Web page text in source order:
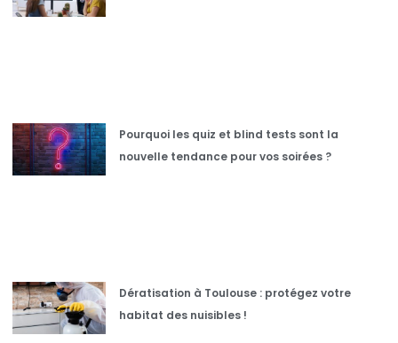
Pourquoi les quiz et blind tests sont la
nouvelle tendance pour vos soirées ?
Dératisation à Toulouse : protégez votre
habitat des nuisibles !